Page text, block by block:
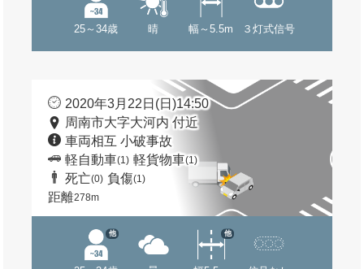
25～34歳 晴 幅～5.5m ３灯式信号
2020年3月22日(日)14:50
周南市大字大河内 付近
車両相互 小破事故
軽自動車(1) 軽貨物車(1)
死亡(0) 負傷(1)
距離278m
他 他